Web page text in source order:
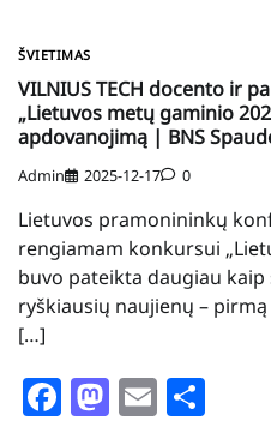
ŠVIETIMAS
VILNIUS TECH docento ir
„Lietuvos metų gaminio
apdovanojimą | BNS
Admin 2025-12-17 0
Lietuvos pramonininkų
rengiamam konkursui
buvo pateikta daugiau
ryškiausių naujienų –
[…]
Facebook
Mastodon
Email